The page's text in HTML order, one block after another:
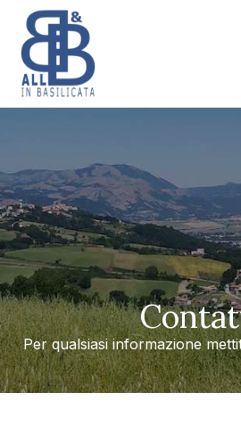
Per qualsiasi informazione